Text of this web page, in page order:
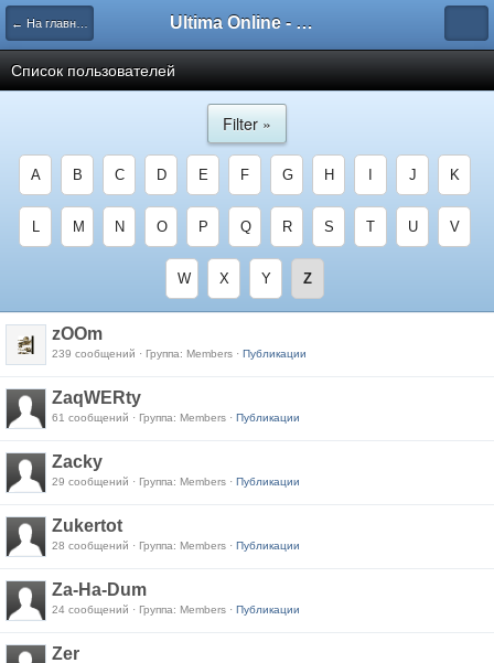
← На главную Ultima Online - Форум Русского сообщества игры
Список пользователей
Filter »
A B C D E F G H J K
L M N O P Q R S T U V
W X Y Z
zOOm
239 сообщений · Группа: Members · Публикации
ZaqWERty
61 сообщений · Группа: Members · Публикации
Zacky
29 сообщений · Группа: Members · Публикации
Zukertot
28 сообщений · Группа: Members · Публикации
Za-Ha-Dum
24 сообщений · Группа: Members · Публикации
Zer